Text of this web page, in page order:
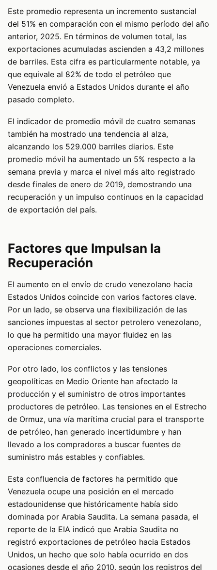
Este promedio representa un incremento sustancial
del 51% en comparación con el mismo período del año
anterior, 2025. En términos de volumen total, las
exportaciones acumuladas ascienden a 43,2 millones
de barriles. Esta cifra es particularmente notable, ya
que equivale al 82% de todo el petróleo que
Venezuela envió a Estados Unidos durante el año
pasado completo.
El indicador de promedio móvil de cuatro semanas
también ha mostrado una tendencia al alza,
alcanzando los 529.000 barriles diarios. Este
promedio móvil ha aumentado un 5% respecto a la
semana previa y marca el nivel más alto registrado
desde finales de enero de 2019, demostrando una
recuperación y un impulso continuos en la capacidad
de exportación del país.
Factores que Impulsan la
Recuperación
El aumento en el envío de crudo venezolano hacia
Estados Unidos coincide con varios factores clave.
Por un lado, se observa una flexibilización de las
sanciones impuestas al sector petrolero venezolano,
lo que ha permitido una mayor fluidez en las
operaciones comerciales.
Por otro lado, los conflictos y las tensiones
geopolíticas en Medio Oriente han afectado la
producción y el suministro de otros importantes
productores de petróleo. Las tensiones en el Estrecho
de Ormuz, una vía marítima crucial para el transporte
de petróleo, han generado incertidumbre y han
llevado a los compradores a buscar fuentes de
suministro más estables y confiables.
Esta confluencia de factores ha permitido que
Venezuela ocupe una posición en el mercado
estadounidense que históricamente había sido
dominada por Arabia Saudita. La semana pasada, el
reporte de la EIA indicó que Arabia Saudita no
registró exportaciones de petróleo hacia Estados
Unidos, un hecho que solo había ocurrido en dos
ocasiones desde el año 2010, según los registros del